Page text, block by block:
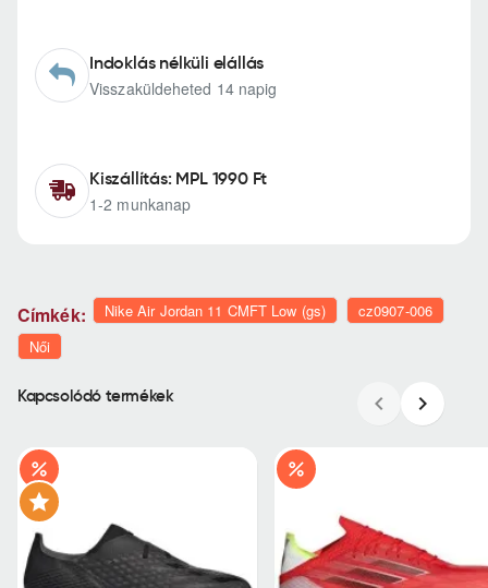
Indoklás nélküli elállás
Visszaküldeheted 14 napig
Kiszállítás: MPL 1990 Ft
1-2 munkanap
Címkék: Nike Air Jordan 11 CMFT Low (gs)
cz0907-006
Női
Kapcsolódó termékek